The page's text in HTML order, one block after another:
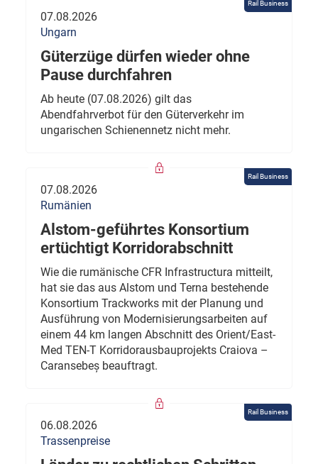
Rail Business
07.08.2026
Ungarn
Güterzüge dürfen wieder ohne
Pause durchfahren
Ab heute (07.08.2026) gilt das
Abendfahrverbot für den Güterverkehr im
ungarischen Schienennetz nicht mehr.
Rail Business
07.08.2026
Rumänien
Alstom-geführtes Konsortium
ertüchtigt Korridorabschnitt
Wie die rumänische CFR Infrastructura mitteilt,
hat sie das aus Alstom und Terna bestehende
Konsortium Trackworks mit der Planung und
Ausführung von Modernisierungsarbeiten auf
einem 44 km langen Abschnitt des Orient/East-
Med TEN-T Korridorausbauprojekts Craiova –
Caransebeș beauftragt.
Rail Business
06.08.2026
Trassenpreise